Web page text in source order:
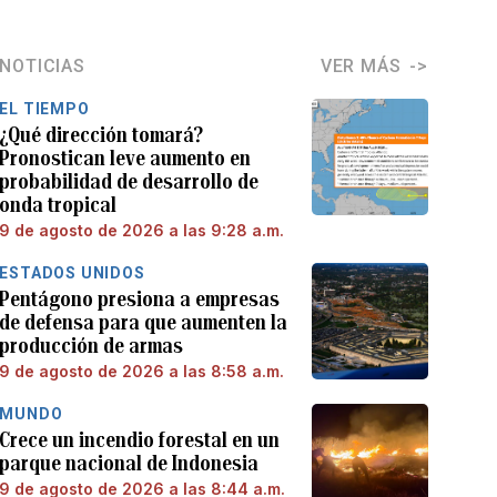
NOTICIAS VER MÁS
EL TIEMPO
¿Qué dirección tomará?
Pronostican leve aumento en
probabilidad de desarrollo de
onda tropical
9 de agosto de 2026 a las 9:28 a.m.
ESTADOS UNIDOS
Pentágono presiona a empresas
de defensa para que aumenten la
producción de armas
9 de agosto de 2026 a las 8:58 a.m.
MUNDO
Crece un incendio forestal en un
parque nacional de Indonesia
9 de agosto de 2026 a las 8:44 a.m.